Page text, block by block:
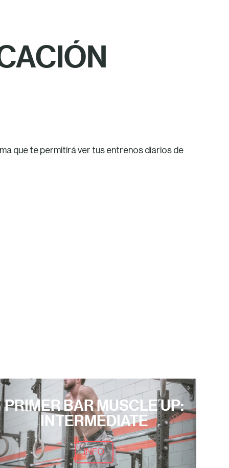
que te permitirá ver tus entrenos diarios de
PRIMER BAR MUSCLE UP:
INTERMEDIATE
INFO